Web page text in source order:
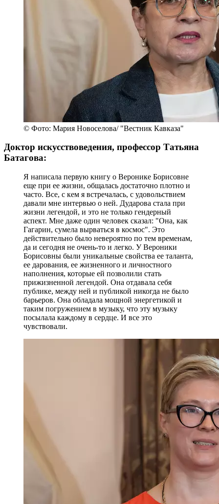
© Фото: Мария Новоселова/ "Вестник Кавказа"
Доктор искусствоведения, профессор Татьяна
Батагова:
Я написала первую книгу о Веронике Борисовне
еще при ее жизни, общалась достаточно плотно и
часто. Все, с кем я встречалась, с удовольствием
давали мне интервью о ней. Дударова стала при
жизни легендой, и это не только гендерный
аспект. Мне даже один человек сказал: "Она, как
Гагарин, сумела вырваться в космос". Это
действительно было невероятно по тем временам,
да и сегодня не очень-то и легко. У Вероники
Борисовны были уникальные свойства ее таланта,
ее дарования, ее жизненного и личностного
наполнения, которые ей позволили стать
прижизненной легендой. Она отдавала себя
публике, между ней и публикой никогда не было
барьеров. Она обладала мощной энергетикой и
таким погружением в музыку, что эту музыку
посылала каждому в сердце. И все это
чувствовали.